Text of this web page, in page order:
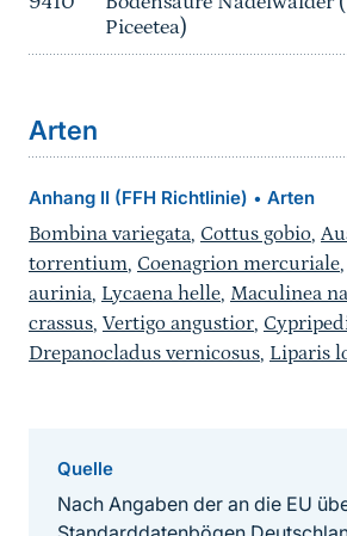
Piceetea)
Arten
Anhang II (FFH Richtlinie) • Arten
Bombina variegata, Cottus gobio,
torrentium, Coenagrion mercuriale,
aurinia, Lycaena helle, Maculinea
crassus, Vertigo angustior,
Drepanocladus vernicosus, Liparis
Quelle
Nach Angaben der an die EU